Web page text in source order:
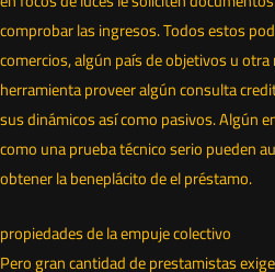
comprobar las ingresos. Todos estos
comercios, algún país de objetivos u
herramienta proveer algún consulta
sus dinámicos así­ como pasivos. Algún
como una prueba técnico serio pueden
obtener la beneplácito de el préstamo.
propiedades de la empuje colectivo
Pero gran cantidad de prestamistas